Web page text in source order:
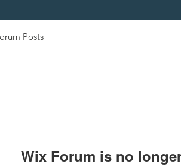
Wix Forum is no
Posts